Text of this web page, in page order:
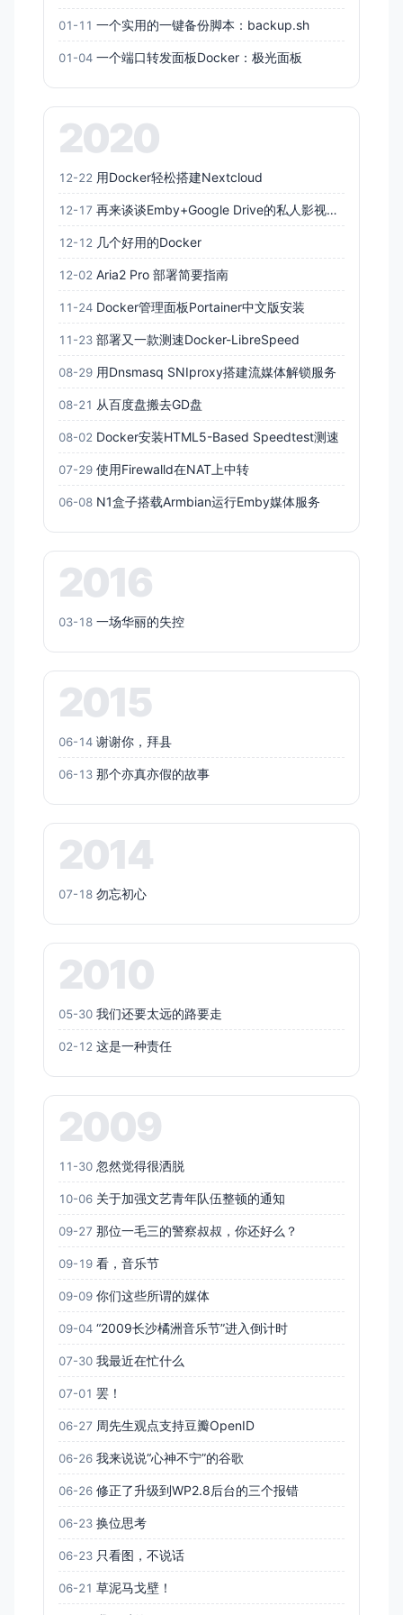
01-11 一个实用的一键备份脚本：backup.sh
01-04 一个端口转发面板Docker：极光面板
2020
12-22 用Docker轻松搭建Nextcloud
12-17 再来谈谈Emby+Google Drive的私人影视库搭建
12-12 几个好用的Docker
12-02 Aria2 Pro 部署简要指南
11-24 Docker管理面板Portainer中文版安装
11-23 部署又一款测速Docker-LibreSpeed
08-29 用Dnsmasq SNIproxy搭建流媒体解锁服务
08-21 从百度盘搬去GD盘
08-02 Docker安装HTML5-Based Speedtest测速
07-29 使用Firewalld在NAT上中转
06-08 N1盒子搭载Armbian运行Emby媒体服务
2016
03-18 一场华丽的失控
2015
06-14 谢谢你，拜县
06-13 那个亦真亦假的故事
2014
07-18 勿忘初心
2010
05-30 我们还要太远的路要走
02-12 这是一种责任
2009
11-30 忽然觉得很洒脱
10-06 关于加强文艺青年队伍整顿的通知
09-27 那位一毛三的警察叔叔，你还好么？
09-19 看，音乐节
09-09 你们这些所谓的媒体
09-04 “2009长沙橘洲音乐节”进入倒计时
07-30 我最近在忙什么
07-01 罢！
06-27 周先生观点支持豆瓣OpenID
06-26 我来说说“心神不宁”的谷歌
06-26 修正了升级到WP2.8后台的三个报错
06-23 换位思考
06-23 只看图，不说话
06-21 草泥马戈壁！